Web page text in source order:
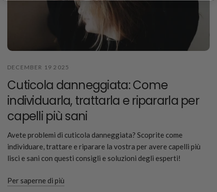
DECEMBER 19 2025
Cuticola danneggiata: Come
individuarla, trattarla e ripararla per
capelli più sani
Avete problemi di cuticola danneggiata? Scoprite come
individuare, trattare e riparare la vostra per avere capelli più
lisci e sani con questi consigli e soluzioni degli esperti!
Per saperne di più